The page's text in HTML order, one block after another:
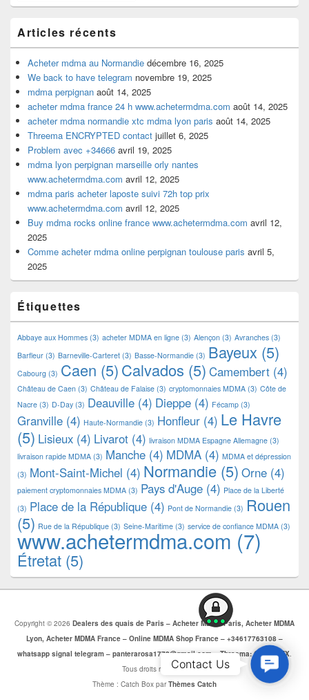
Articles récents
Acheter mdma au Normandie décembre 16, 2025
We back to have telegram novembre 19, 2025
mdma perpignan août 14, 2025
acheter mdma france 24 h www.achetermdma.com août 14, 2025
acheter mdma normandie xtc mdma lyon paris août 14, 2025
Threema ENCRYPTED contact juillet 6, 2025
Problem avec +34666 avril 19, 2025
mdma lyon perpignan marseille orly nantes
www.achetermdma.com avril 12, 2025
mdma paris acheter laposte suivi 72h top prix
www.achetermdma.com avril 12, 2025
Buy mdma rocks online france www.achetermdma.com avril 12,
2025
Comme acheter mdma online perpignan toulouse paris avril 5,
2025
Étiquettes
Abbaye aux Hommes (3) acheter MDMA en ligne (3) Alençon (3) Avranches (3)
Barfleur (3) Barneville-Carteret (3) Basse-Normandie (3) Bayeux (5)
Cabourg (3) Caen (5)Calvados (5) Camembert (4)
Château de Caen (3) Château de Falaise (3) cryptomonnaies MDMA (3) Côte de
Nacre (3) D-Day (3) Deauville (4) Dieppe (4) Fécamp (3)
Granville (4) Haute-Normandie (3) Honfleur (4) Le Havre
(5) Lisieux (4) Livarot (4) livraison MDMA Espagne Allemagne (3)
livraison rapide MDMA (3) Manche (4) MDMA (4) MDMA et dépression
(3) Mont-Saint-Michel (4) Normandie (5) Orne (4)
paiement cryptomonnaies MDMA (3) Pays d'Auge (4) Place de la Liberté
(3) Place de la République (4) Pont de Normandie (3) Rouen
(5) Rue de la République (3) Seine-Maritime (3) service de confiance MDMA (3)
www.achetermdma.com (7)
Étretat (5)
Copyright © 2026 Dealers des quais de Paris – Acheter MDMA Paris, Acheter MDMA
Lyon, Acheter MDMA France – Online MDMA Shop France – +34617763108 –
whatsapp signal telegram – panterarosa1772@gmail.com – Threema: CJBZ5SZX.
Tous droits réservés.
Thème : Catch Box parThèmes Catch
Us
Contact Us